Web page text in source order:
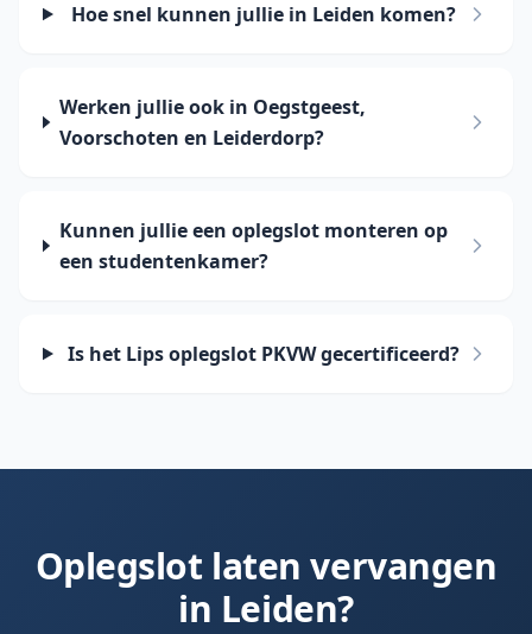
Hoe snel kunnen jullie in Leiden komen?
Werken jullie ook in Oegstgeest,
Voorschoten en Leiderdorp?
Kunnen jullie een oplegslot monteren op
een studentenkamer?
Is het Lips oplegslot PKVW gecertificeerd?
Oplegslot laten vervangen
in Leiden?